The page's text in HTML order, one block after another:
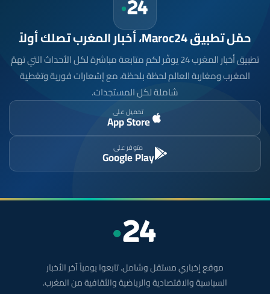
حمّل تطبيق Maroc24، أخبار المغرب تصلك أولاً
تطبيق أخبار المغرب 24 يوفّر لكم متابعة مباشرة لكل الأحداث التي تهمّ
المغرب ومغاربة العالم لحظة بلحظة، مع إشعارات فورية وتغطية
شاملة لكل المستجدات.
تحميل على
App Store
متوفر على
Google Play
موقع إخباري مستقل وشامل. تابعوا يومياً آخر الأخبار
السياسية والاقتصادية والرياضية والثقافية من المغرب.